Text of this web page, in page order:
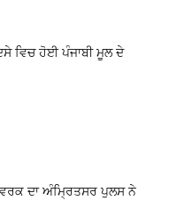
ਵਿਚ ਹੋਈ ਪੰਜਾਬੀ ਮੂਲ ਦੇ
ਦਾ ਅੰਮ੍ਰਿਤਸਰ ਪੁਲਸ ਨੇ